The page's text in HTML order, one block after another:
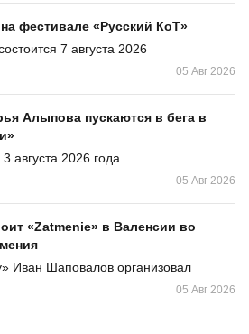
фестивале «Русский КоТ»
7 августа 2026
05 Авг 2026
Алыпова пускаются в бега в
августа 2026 года
05 Авг 2026
«Zatmenie» в Валенсии во
Иван Шаповалов организовал
05 Авг 2026